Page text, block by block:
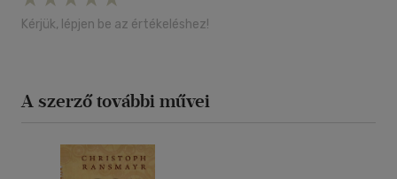
Kérjük, lépjen be az értékeléshez!
A szerző további művei